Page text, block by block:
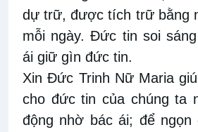
dự trữ, được tích trữ bằng
mỗi ngày. Đức tin soi
ái giữ gìn đức tin.
Xin Đức Trinh Nữ Maria
cho đức tin của chúng ta
động nhờ bác ái; để ngọn